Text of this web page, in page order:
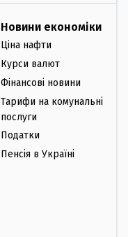
Новини економіки
Ціна нафти
Курси валют
Фінансові новини
Тарифи на комунальні
послуги
Податки
Пенсія в Україні